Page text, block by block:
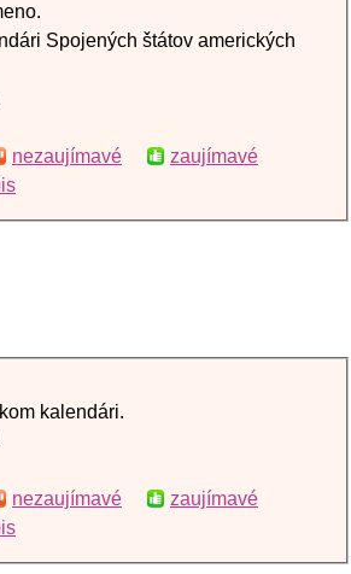
Spojených štátov amerických
nezaujímavé
zaujímavé
kalendári.
nezaujímavé
zaujímavé